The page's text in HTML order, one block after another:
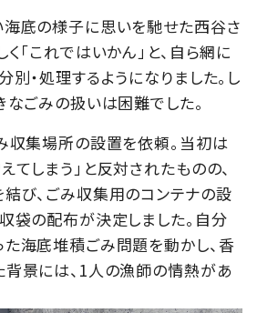
底の様子に思いを馳せた西谷さ
「これではいかん」と、自ら網に
別・処理するようになりました。し
なごみの扱いは困難でした。
収集場所の設置を依頼。当初は
てしまう」と反対されたものの、
び、ごみ収集用のコンテナの設
袋の配布が決定しました。自分
海底堆積ごみ問題を動かし、香
景には、1人の漁師の情熱があ